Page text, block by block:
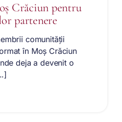
Crăciun pentru
partenere
comunității
în Moș Crăciun
deja a devenit o